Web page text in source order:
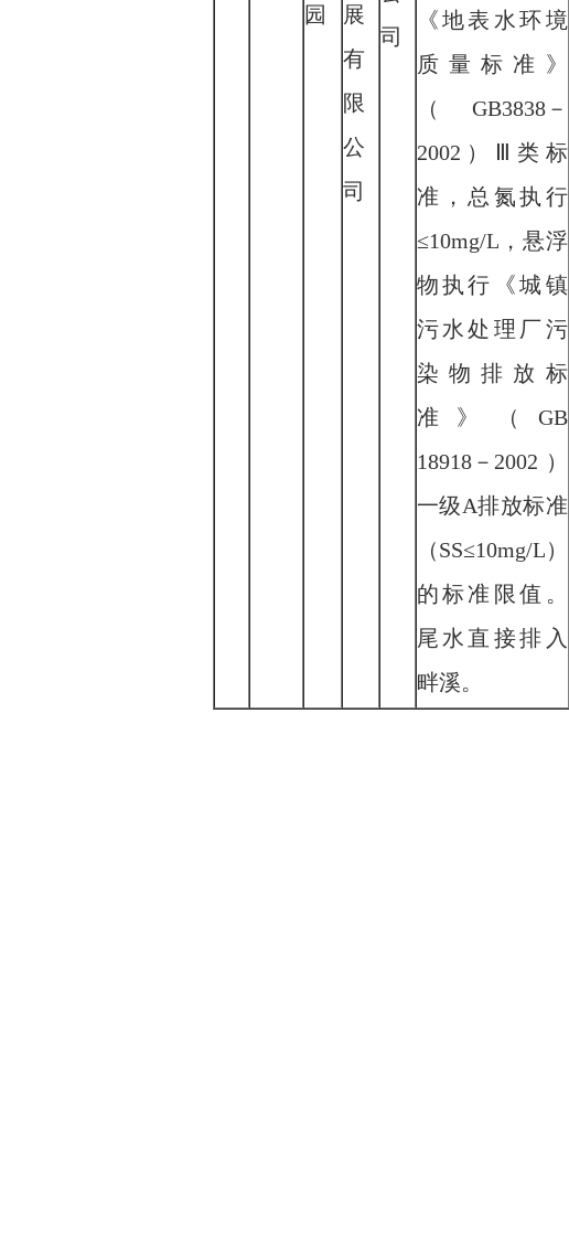
园
展
有
限
公
司
司
《地表水环境
质量标准》
（ GB3838－
2002）Ⅲ类标
准，总氮执行
≤10mg/L，悬浮
物执行《城镇
污水处理厂污
染物排放标
准》（GB
18918－2002）
一级A排放标准
（SS≤10mg/L）
的标准限值 。
尾水直接排入
畔溪。